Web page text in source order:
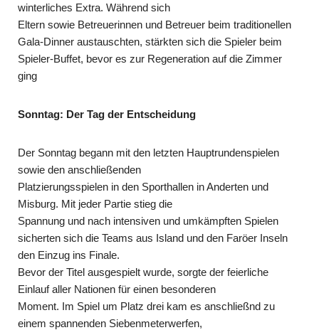
winterliches Extra. Während sich
Eltern sowie Betreuerinnen und Betreuer beim traditionellen
Gala-Dinner austauschten, stärkten sich die Spieler beim
Spieler-Buffet, bevor es zur Regeneration auf die Zimmer
ging
Sonntag: Der Tag der Entscheidung
Der Sonntag begann mit den letzten Hauptrundenspielen
sowie den anschließenden
Platzierungsspielen in den Sporthallen in Anderten und
Misburg. Mit jeder Partie stieg die
Spannung und nach intensiven und umkämpften Spielen
sicherten sich die Teams aus Island und den Faröer Inseln
den Einzug ins Finale.
Bevor der Titel ausgespielt wurde, sorgte der feierliche
Einlauf aller Nationen für einen besonderen
Moment. Im Spiel um Platz drei kam es anschließnd zu
einem spannenden Siebenmeterwerfen,